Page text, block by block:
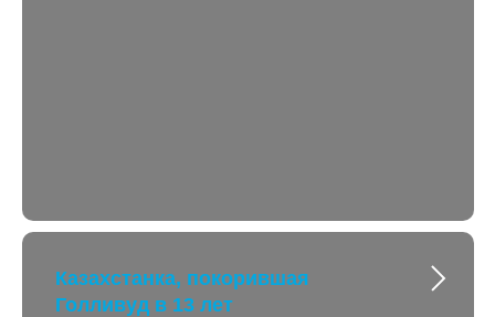
Казахстанка, покорившая
Голливуд в 13 лет